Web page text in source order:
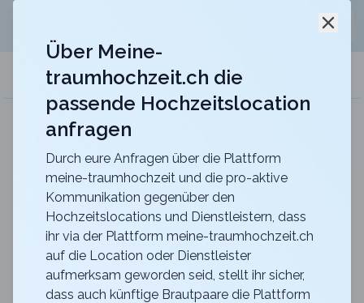
meine-traumhochzeit.ch
Maxililian
Für eine unvergessliche Feier mit einer herrlich
Zurück zur Suche
Berghotel Hahnenmoos
4.5
BE
Über Meine-
traumhochzeit.ch die
passende Hochzeitslocation
anfragen
Durch eure Anfragen über die Plattform
meine-traumhochzeit und die pro-aktive
Kommunikation gegenüber den
Hochzeitslocations und Dienstleistern, dass
ihr via der Plattform meine-traumhochzeit.ch
auf die Location oder Dienstleister
aufmerksam geworden seid, stellt ihr sicher,
dass auch künftige Brautpaare die Plattform